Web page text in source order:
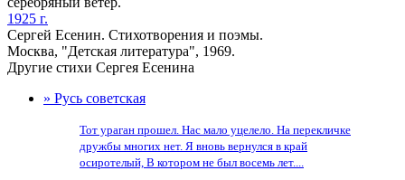
1925 г.
Сергей Есенин. Стихотворения и поэмы.
Москва, "Детская литература", 1969.
Другие стихи Сергея Есенина
» Русь советская
Тот ураган прошел. Нас мало уцелело. На перекличке
дружбы многих нет. Я вновь вернулся в край
осиротелый, В котором не был восемь лет....